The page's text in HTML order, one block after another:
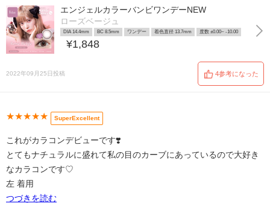
エンジェルカラーバンビワンデーNEW
ローズベージュ
DIA 14.4mm BC 8.5mm ワンデー 着色直径 13.7mm 度数 ±0.00~ -10.00
¥1,848
2022年09月25日投稿 4参考になった
★★★★★ SuperExcellent
これがカラコンデビューです❣️
とてもナチュラルに盛れて私の目のカーブにあっているので大好き
なカラコンです♡
左 着用
つづきを読む